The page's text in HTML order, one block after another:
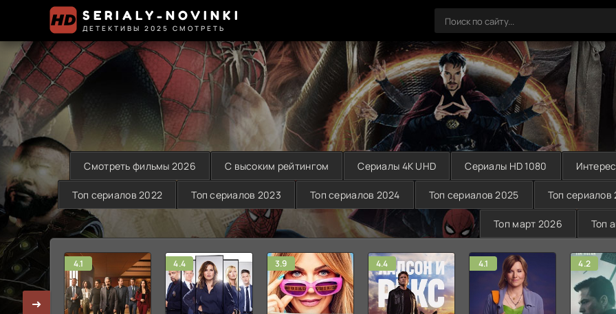
SERIALY-NOVINKI
ДЕТЕКТИВЫ 2025 СМОТРЕТЬ
Смотреть фильмы 2026 С высоким рейтингом Сериалы 4K UHD Сериалы HD 1080
Топ сериалов 2022 Топ сериалов 2023 Топ сериалов 2024 Топ сериалов 2025 Топ сериалов
Топ март 2026 Топ
4.1 4.4 3.9 4.4 4.1 4.2